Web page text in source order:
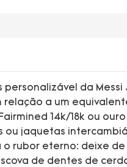
da Messi
relação a um
14k/18k ou
jaquetas
rubor eterno: deixe
de dentes de